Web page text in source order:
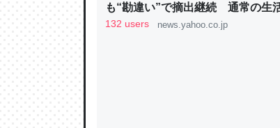
これを元に考えるとカルシウムを大
─ニュース :: 【研究発表】昆虫学の大問題
も“勘違い”で摘出継続 通常の生
手足も動かず 京大病院（MBSニ
132 users news.yahoo.co.jp